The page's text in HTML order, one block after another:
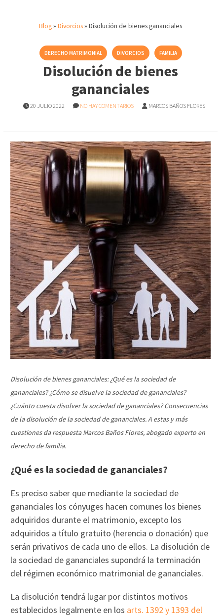
Blog» Divorcios» Disolución de bienes gananciales
DERECHO MATRIMONIAL DIVORCIOS FAMILIA
Disolución de bienes
gananciales
20 JULIO 2022 NO HAY COMENTARIOS MARCOS BAÑOS FLORES
Disolución de bienes gananciales: ¿Qué es la sociedad de
gananciales? ¿Cómo se disuelve la sociedad de gananciales?
¿Cuánto cuesta disolver la sociedad de gananciales? Consecuencias
de la disolución de la sociedad de gananciales. A estas y más
cuestiones da respuesta Marcos Baños Flores, abogado experto en
derecho de familia.
¿Qué es la sociedad de gananciales?
Es preciso saber que mediante la sociedad de
gananciales los cónyuges hacen comunes los bienes
adquiridos durante el matrimonio, excepto los
adquiridos a título gratuito (herencia o donación) que
serán privativos de cada uno de ellos. La disolución de
la sociedad de gananciales supondrá la terminación
del régimen económico matrimonial de gananciales.
La disolución tendrá lugar por distintos motivos
establecidos legalmente en los arts. 1392 y 1393 del